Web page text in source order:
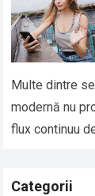
Multe dintre
modernă nu
flux continuu
Categorii